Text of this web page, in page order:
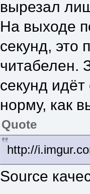
вырезал
На выходе
секунд, это
читабелен.
секунд
норму, как
Quote
http://
Source